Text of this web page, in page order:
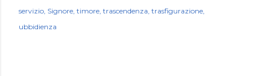
servizio Signore timore trascendenza trasfigurazione
ubbidienza